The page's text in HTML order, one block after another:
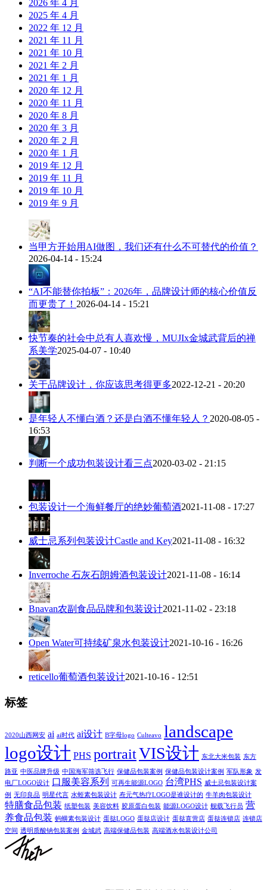
2026 年 4 月
2025 年 4 月
2022 年 12 月
2021 年 11 月
2021 年 10 月
2021 年 2 月
2021 年 1 月
2020 年 12 月
2020 年 11 月
2020 年 8 月
2020 年 3 月
2020 年 2 月
2020 年 1 月
2019 年 12 月
2019 年 11 月
2019 年 10 月
2019 年 9 月
当甲方开始用AI做图，我们还有什么不可替代的价值？
2026-04-14 - 15:24
“AI不能替你拍板”：2026年，品牌设计师的核心价值反
而更贵了！ 2026-04-14 - 15:21
快节奏的社会中总有人喜欢慢，MUJIx金城武背后的禅
系美学2025-04-07 - 10:40
关于品牌设计，你应该思考得更多2022-12-21 - 20:20
是年轻人不懂白酒？还是白酒不懂年轻人？ 2020-08-05 -
16:53
判断一个成功包装设计看三点2020-03-02 - 21:15
包装设计一个海鲜餐厅的绝妙葡萄酒2021-11-08 - 17:27
威士忌系列包装设计Castle and Key2021-11-08 - 16:32
Inverroche 石灰石朗姆酒包装设计2021-11-08 - 16:14
Bnavan农副食品品牌和包装设计2021-11-02 - 23:18
Open Water可持续矿泉水包装设计2021-10-16 - 16:26
reticello葡萄酒包装设计2021-10-16 - 12:51
标签
2020山西网安 ai ai时代 ai设计 B字母logo Culteavo landscape
logo设计 PHS portraitVIS设计 东北大米包装 东方
路亚 中医品牌升级 中国海军筛选飞行 保健品包装案例 保健品包装设计案例 军队形象 发
电厂LOGO设计 口服美容系列 可再生能源LOGO 台湾PHS 威士忌包装设计案
例 无印良品 明星代言 水蛭素包装设计 焘元气热疗LOGO是谁设计的 牛羊肉包装设计
特膳食品包装 纸塑包装 美容饮料 胶原蛋白包装 能源LOGO设计 舰载飞行员 营
养食品包装 蚂蟥素包装设计 蛋挞LOGO 蛋挞店设计 蛋挞直营店 蛋挞连锁店 连锁店
空间 透明质酸钠包装案例 金城武 高端保健品包装 高端酒水包装设计公司